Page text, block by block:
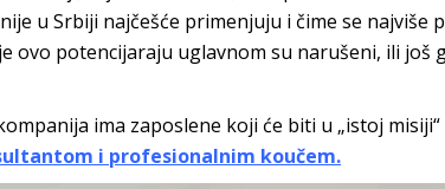
u Srbiji najčešće primenjuju i čime se najviše
ovo potencijaraju uglavnom su narušeni, ili još
ima zaposlene koji će biti u „istoj
i profesionalnim koučem.